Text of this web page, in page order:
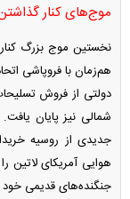
موج‌های کنار
هم‌زمان با فروپاشی
دولتی از فروش
شمالی نیز پایان
جنگنده‌های قدیمی خود